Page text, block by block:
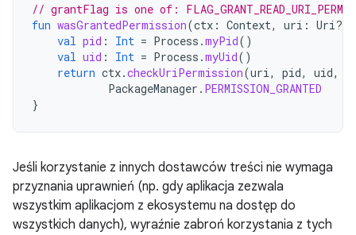
// grantFlag is one of:
fun wasGrantedPermission(ctx : Context, uri : Uri?,
val pid : Int = Process .myPid()
val uid : Int = Process .myUid()
return ctx.checkUriPermission(uri, pid, uid,
PackageManager . PERMISSION_GRANTED
}
Jeśli korzystanie z innych dostawców treści nie wymaga
przyznania uprawnień (np. gdy aplikacja zezwala
wszystkim aplikacjom z ekosystemu na dostęp do
wszystkich danych), wyraźnie zabroń korzystania z tych